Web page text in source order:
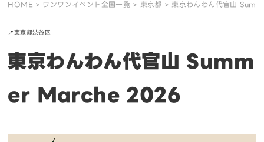
HOME > ワンワンイベント全国一覧 > 東京都 > 東京わんわん代官山
📍東京都渋谷区
東京わんわん代官山 Summ
er Marche 2026